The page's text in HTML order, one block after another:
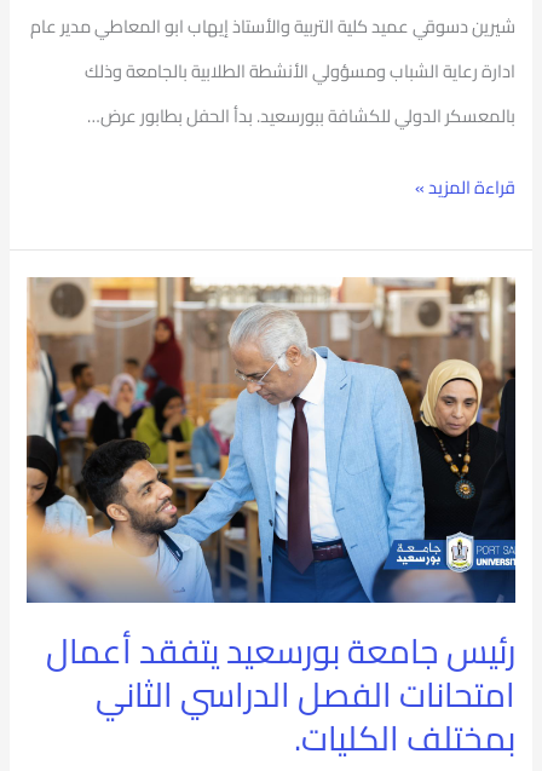
شيرين دسوقي عميد كلية التربية والأستاذ إيهاب ابو المعاطي مدير عام
ادارة رعاية الشباب ومسؤولي الأنشطة الطلابية بالجامعة وذلك
بالمعسكر الدولي للكشافة ببورسعيد. بدأ الحفل بطابور عرض…
قراءة المزيد »
رئيس جامعة بورسعيد يتفقد أعمال
امتحانات الفصل الدراسي الثاني
بمختلف الكليات.
رئيس
جامعة
بورسعيد
يتفقد
أعمال
الفصل
الدراسي
الثاني
بمختلف
الكليات.